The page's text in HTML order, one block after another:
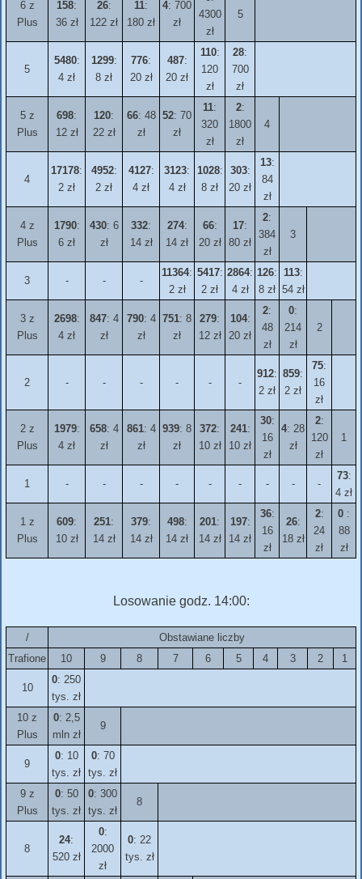
6 z
Plus
158:
36 zł
26:
122 zł
11:
180 zł
4: 700
zł
4300
zł
5
5
5480:
4 zł
1299:
8 zł
776:
20 zł
487:
20 zł
110:
120
zł
28:
700
zł
5 z
Plus
698:
12 zł
120:
22 zł
66: 48
zł
52: 70
zł
11:
320
zł
2:
1800
zł
4
4
17178:
2 zł
4952:
2 zł
4127:
4 zł
3123:
4 zł
1028:
8 zł
303:
20 zł
13:
84
zł
4 z
Plus
1790:
6 zł
430: 6
zł
332:
14 zł
274:
14 zł
66:
20 zł
17:
80 zł
2:
384
zł
3
3 - - -
11364:
2 zł
5417:
2 zł
2864:
4 zł
126:
8 zł
113:
54 zł
3 z
Plus
2698:
4 zł
847: 4
zł
790: 4
zł
751: 8
zł
279:
12 zł
104:
20 zł
2:
48
zł
0:
214
zł
2
2 - - - - - -
912:
2 zł
859:
2 zł
75:
16
zł
2 z
Plus
1979:
4 zł
658: 4
zł
861: 4
zł
939: 8
zł
372:
10 zł
241:
10 zł
30:
16
zł
4: 28
zł
2:
120
zł
1
1 - - - - - - - - -
73:
4 zł
1 z
Plus
609:
10 zł
251:
14 zł
379:
14 zł
498:
14 zł
201:
14 zł
197:
14 zł
36:
16
zł
26:
18 zł
2:
24
zł
0 :
88
zł
Losowanie godz. 14:00:
/
Obstawiane liczby
Trafione
10 9 8 7 6 5 4 3 2 1
10
0: 250
tys. zł
10 z
Plus
0: 2,5
mln zł
9
9
0: 10
tys. zł
0: 70
tys. zł
9 z
Plus
0: 50
tys. zł
0: 300
tys. zł
8
8
24:
520 zł
0:
2000
zł
0: 22
tys. zł